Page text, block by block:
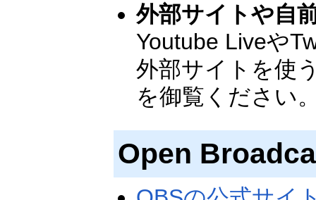
外部サイトや自
Youtube Liveや
外部サイトを使
を御覧ください
Open